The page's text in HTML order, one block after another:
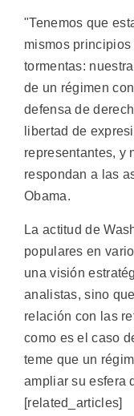
"Tenemos que
mismos
tormentas:
de un régimen
defensa de
libertad de
representantes, y
respondan a las
Obama.
La actitud de
populares en
una visión
analistas, sino
relación con las
como es el caso
teme que un
ampliar su esfera
[related_articles]